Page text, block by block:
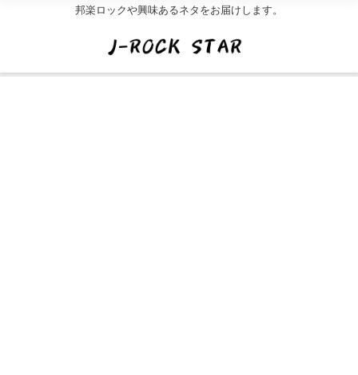
邦楽ロックや興味あるネタをお届けします。